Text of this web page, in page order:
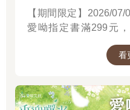
他收起嘴角笑意，盯著王晨，
「當然是假的。」王晨一臉正
「是嗎？」Jean臉上卻漏出懷
【期間限定】2026/
愛呦指定書滿299元
機)！單筆訂單不累贈
看